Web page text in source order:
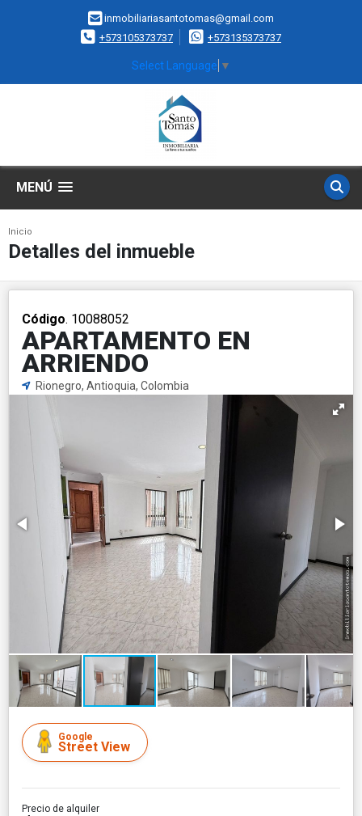
inmobiliariasantotomas@gmail.com
+573105373737
+573135373737
Select Language ▼
MENÚ
Inicio
Detalles del inmueble
Código. 10088052
APARTAMENTO EN
ARRIENDO
Rionegro, Antioquia, Colombia
Google
Street View
Precio de alquiler